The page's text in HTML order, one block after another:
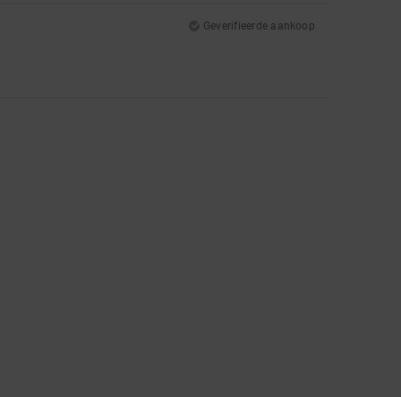
Geverifieerde aankoop